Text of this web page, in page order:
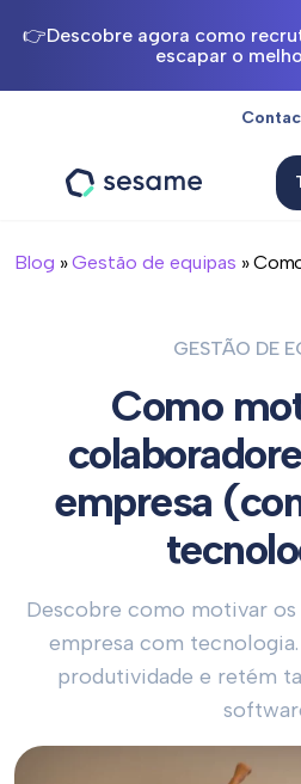
👉Descobre agora como
escapar o
Blog »Gestão de equipas »
GESTÃO DE
Como
empresa
Descobre como motivar
empresa com
produtividade e retém